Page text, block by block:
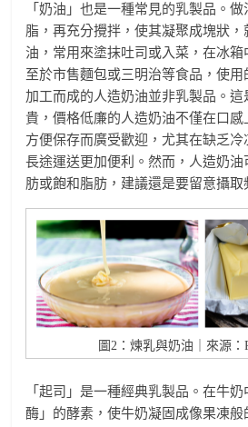
「奶油」也是一種常見的乳製品。
脂，再充分攪拌，使其凝聚成塊狀
油，常用來塗抹吐司或入菜，在冰箱
至於市售麵包或三明治等食品，使
加工而成的人造奶油並非乳製品。
貴，價格低廉的人造奶油不僅在口
方便保存而廣受歡迎，尤其在缺乏冷
長途運送更加便利。然而，人造奶
肪或飽和脂肪，建議還是要留意攝取
圖2：煉乳與奶油｜來源：
「起司」是一種經典乳製品。在牛
酶」的酵素，使牛奶凝固成像果凍